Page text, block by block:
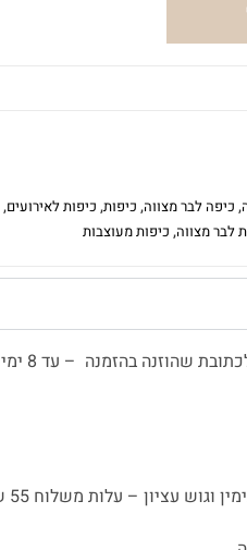
, כיפה לבר מצווה, כיפות, כיפות לאירועים,
לבר מצווה, כיפות מעוצבות
משלוח עד הבית יתבצע באמצעות שליח, לכתובת שהוזנה בהזמנה – עד 8 ימי
וגוש עציון – עלות משלוח 55 ש"ח